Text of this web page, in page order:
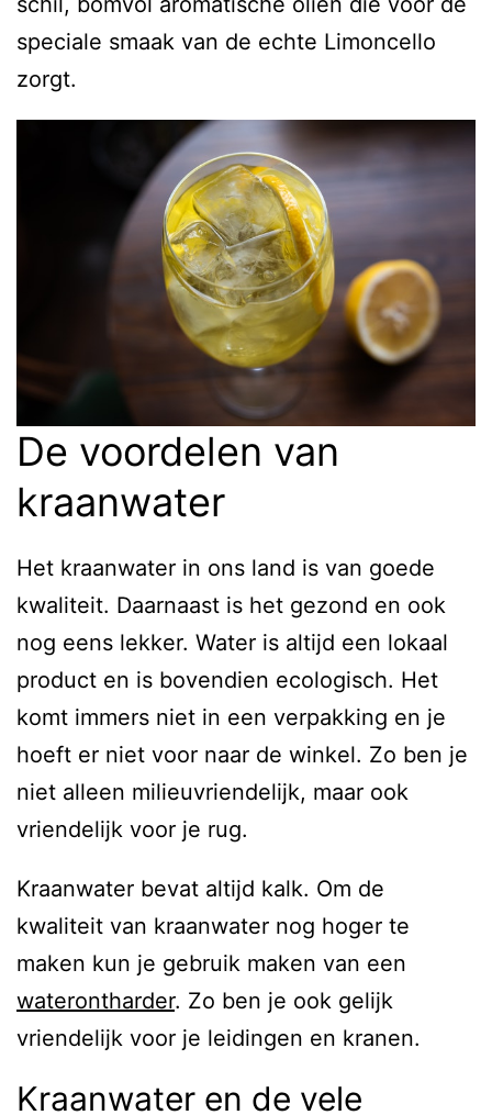
speciale smaak van de echte Limoncello
zorgt.
De voordelen van
kraanwater
Het kraanwater in ons land is van goede
kwaliteit. Daarnaast is het gezond en ook
nog eens lekker. Water is altijd een lokaal
product en is bovendien ecologisch. Het
komt immers niet in een verpakking en je
hoeft er niet voor naar de winkel. Zo ben je
niet alleen milieuvriendelijk, maar ook
vriendelijk voor je rug.
Kraanwater bevat altijd kalk. Om de
kwaliteit van kraanwater nog hoger te
maken kun je gebruik maken van een
waterontharder. Zo ben je ook gelijk
vriendelijk voor je leidingen en kranen.
Kraanwater en de vele